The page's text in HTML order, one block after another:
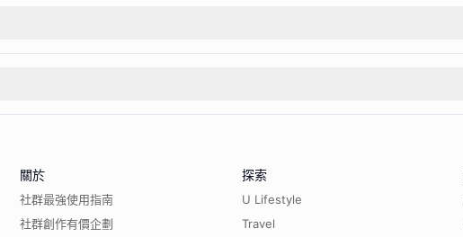
關於
社群最強使用指南
社群創作有價企劃
探索
U Lifestyle
Travel